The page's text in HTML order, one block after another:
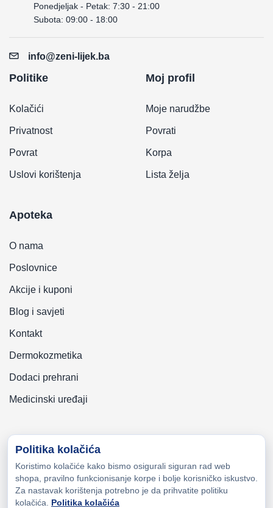
Ponedjeljak - Petak: 7:30 - 21:00
Subota: 09:00 - 18:00
info@zeni-lijek.ba
Politike
Kolačići
Privatnost
Povrat
Uslovi korištenja
Moj profil
Moje narudžbe
Povrati
Korpa
Lista želja
Apoteka
O nama
Poslovnice
Akcije i kuponi
Blog i savjeti
Kontakt
Dermokozmetika
Dodaci prehrani
Medicinski uređaji
Copyright © 2026 Zeni-Lijek Apoteka. Sva prava zadržana
Politika kolačića
Koristimo kolačiće kako bismo osigurali siguran rad web
shopa, pravilno funkcionisanje korpe i bolje korisničko iskustvo.
Za nastavak korištenja potrebno je da prihvatite politiku
kolačića. Politika kolačića